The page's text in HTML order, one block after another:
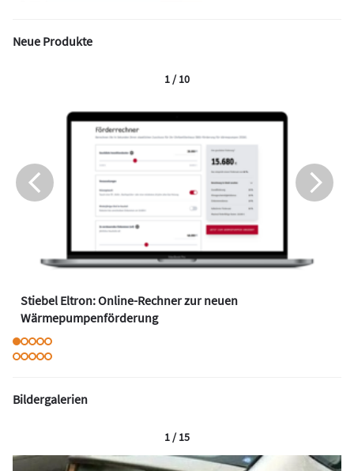
Neue Produkte
Stiebel Eltron: Online-Rechner zur neuen
Wärmepumpenförderung
1 / 10
Bildergalerien
1 / 15